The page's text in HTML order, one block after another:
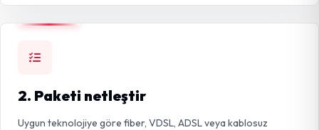
2. Paketi netleştir
Uygun teknolojiye göre fiber, VDSL, ADSL veya kablosuz